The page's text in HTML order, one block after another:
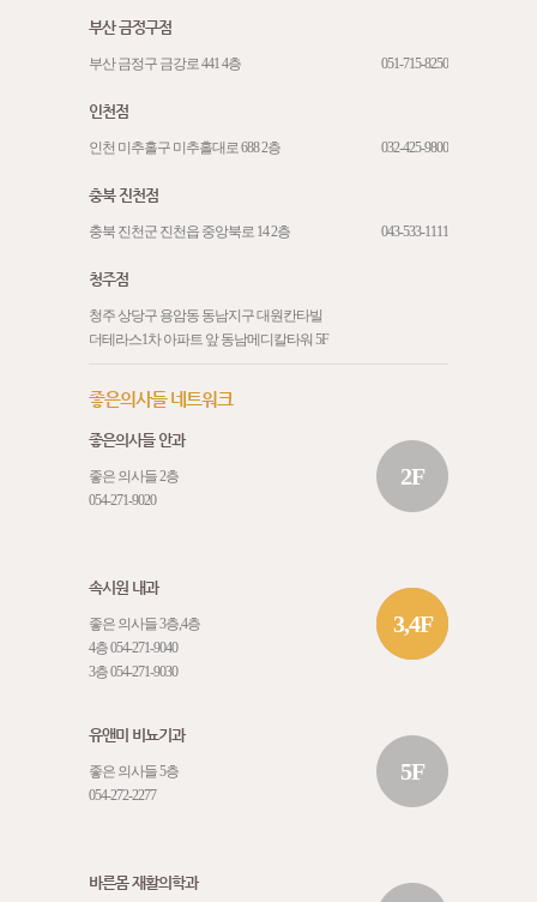
부산 금정구점
부산 금정구 금강로 441 4층 051-715-8250
인천점
인천 미추홀구 미추홀대로 688 2층 032-425-9800
충북 진천점
충북 진천군 진천읍 중앙북로 14 2층 043-533-1111
청주점
청주 상당구 용암동 동남지구 대원칸타빌
더테라스1차 아파트 앞 동남메디칼타워 5F
좋은의사들 네트워크
좋은의사들 안과
좋은 의사들 2층
054-271-9020
2F
속시원 내과
좋은 의사들 3층,4층
4층054-271-9040
3층054-271-9030
3,4F
유앤미 비뇨기과
좋은 의사들 5층
054-272-2277
5F
바른몸 재활의학과